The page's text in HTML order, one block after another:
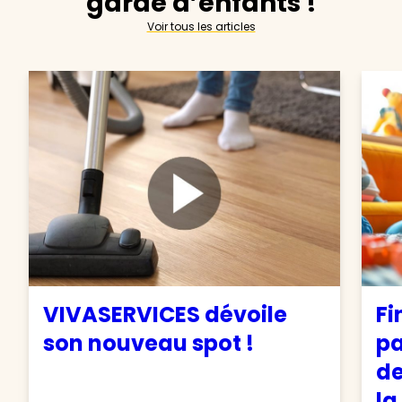
Voir tous les articles
VIVASERVICES dévoile
son nouveau spot !